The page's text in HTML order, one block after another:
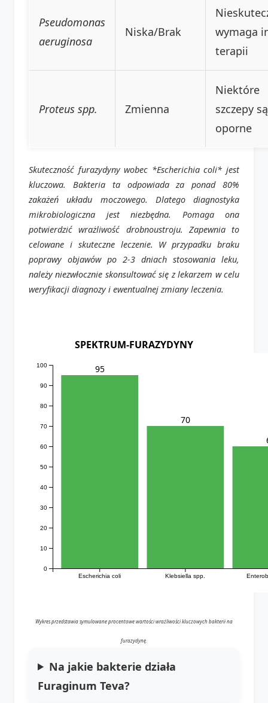
Pseudomonas
aeruginosa
Niska/Brak
wymaga
terapii
Proteus spp. Zmienna
Niektóre
szczepy są
oporne
Skuteczność furazydyny wobec *Escherichia coli* jest
kluczowa. Bakteria ta odpowiada za ponad 80%
zakażeń układu moczowego. Dlatego diagnostyka
mikrobiologiczna jest niezbędna. Pomaga ona
potwierdzić wrażliwość drobnoustroju. Zapewnia to
celowane i skuteczne leczenie. W przypadku braku
poprawy objawów po 2-3 dniach stosowania leku,
należy niezwłocznie skonsultować się z lekarzem w celu
weryfikacji diagnozy i ewentualnej zmiany leczenia.
SPEKTRUM-FURAZYDYNY
Escherichia coli Klebsiella spp.
0
10
20
30
40
50
60
70
80
90
100 95
70
Wykres przedstawia symulowane procentowe wartości wrażliwości kluczowych bakterii na
furazydynę.
Na jakie bakterie działa
Furaginum Teva?